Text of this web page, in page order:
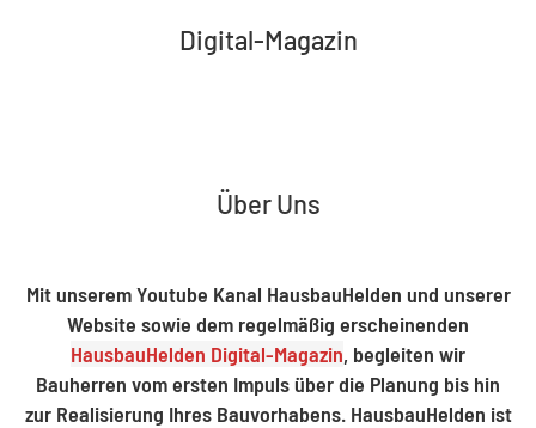
Digital-Magazin
Über Uns
Mit unserem Youtube Kanal HausbauHelden und unserer
Website sowie dem regelmäßig erscheinenden
HausbauHelden Digital-Magazin, begleiten wir
Bauherren vom ersten Impuls über die Planung bis hin
zur Realisierung Ihres Bauvorhabens. HausbauHelden ist